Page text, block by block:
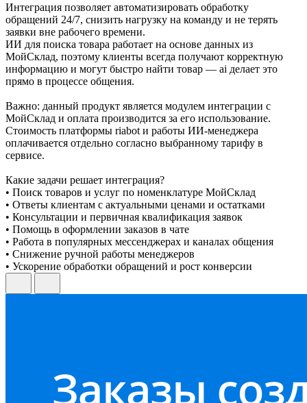
Интеграция позволяет автоматизировать обработку
обращений 24/7, снизить нагрузку на команду и не терять
заявки вне рабочего времени.
ИИ для поиска товара работает на основе данных из
МойСклад, поэтому клиенты всегда получают корректную
информацию и могут быстро найти товар — ai делает это
прямо в процессе общения.
Важно: данный продукт является модулем интеграции с
МойСклад и оплата производится за его использование.
Стоимость платформы riabot и работы ИИ-менеджера
оплачивается отдельно согласно выбранному тарифу в
сервисе.
Какие задачи решает интеграция?
• Поиск товаров и услуг по номенклатуре МойСклад
• Ответы клиентам с актуальными ценами и остатками
• Консультации и первичная квалификация заявок
• Помощь в оформлении заказов в чате
• Работа в популярных мессенджерах и каналах общения
• Снижение ручной работы менеджеров
• Ускорение обработки обращений и рост конверсии